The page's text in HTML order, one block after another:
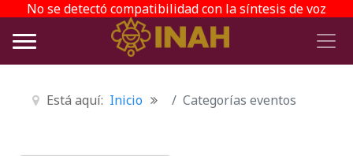
No se detectó compatibilidad con la síntesis de voz
Está aquí: Inicio Categorías eventos